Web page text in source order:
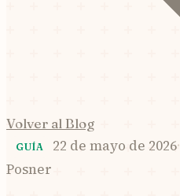
Volver al Blog
GUÍA 22 de mayo de 2026·
Posner